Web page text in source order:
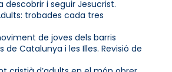
i seguir Jesucrist.
trobades cada tres
de joves dels barris
de Catalunya i les Illes. Revisió de